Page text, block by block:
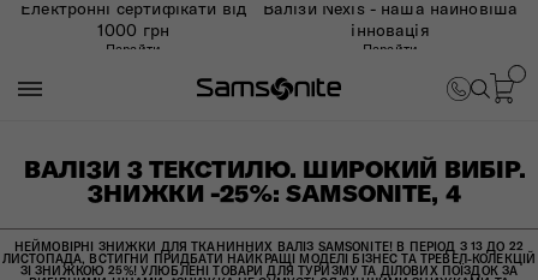
Електронні сертифікати від
1000 грн
Перейти
Валізи Nexis - наша найновіша
інновація
Перейти
ВАЛІЗИ З ТЕКСТИЛЮ. ШИРОКИЙ ВИБІР.
ЗНИЖКИ -25%: SAMSONITE, 4
НЕЙМОВІРНІ ЗНИЖКИ ДЛЯ ТКАНИННИХ ВАЛІЗ SAMSONITE! В ПЕРІОД З 13 ДО 22
ЛИСТОПАДА, ВСТИГНИ ПРИДБАТИ НАЙКРАЩІ МОДЕЛІ БІЗНЕС ТА ТРЕВЕЛ-КОЛЕКЦІЙ
ЗІ ЗНИЖКОЮ 25%! УЛЮБЛЕНІ ТОВАРИ ДЛЯ ТУРИЗМУ ТА ДІЛОВИХ ПОЇЗДОК ЗА